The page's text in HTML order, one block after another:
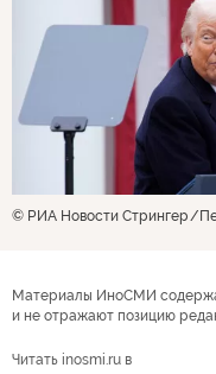
© РИА Новости Стрингер
Материалы ИноСМИ
и не отражают позицию
Читать inosmi.ru в